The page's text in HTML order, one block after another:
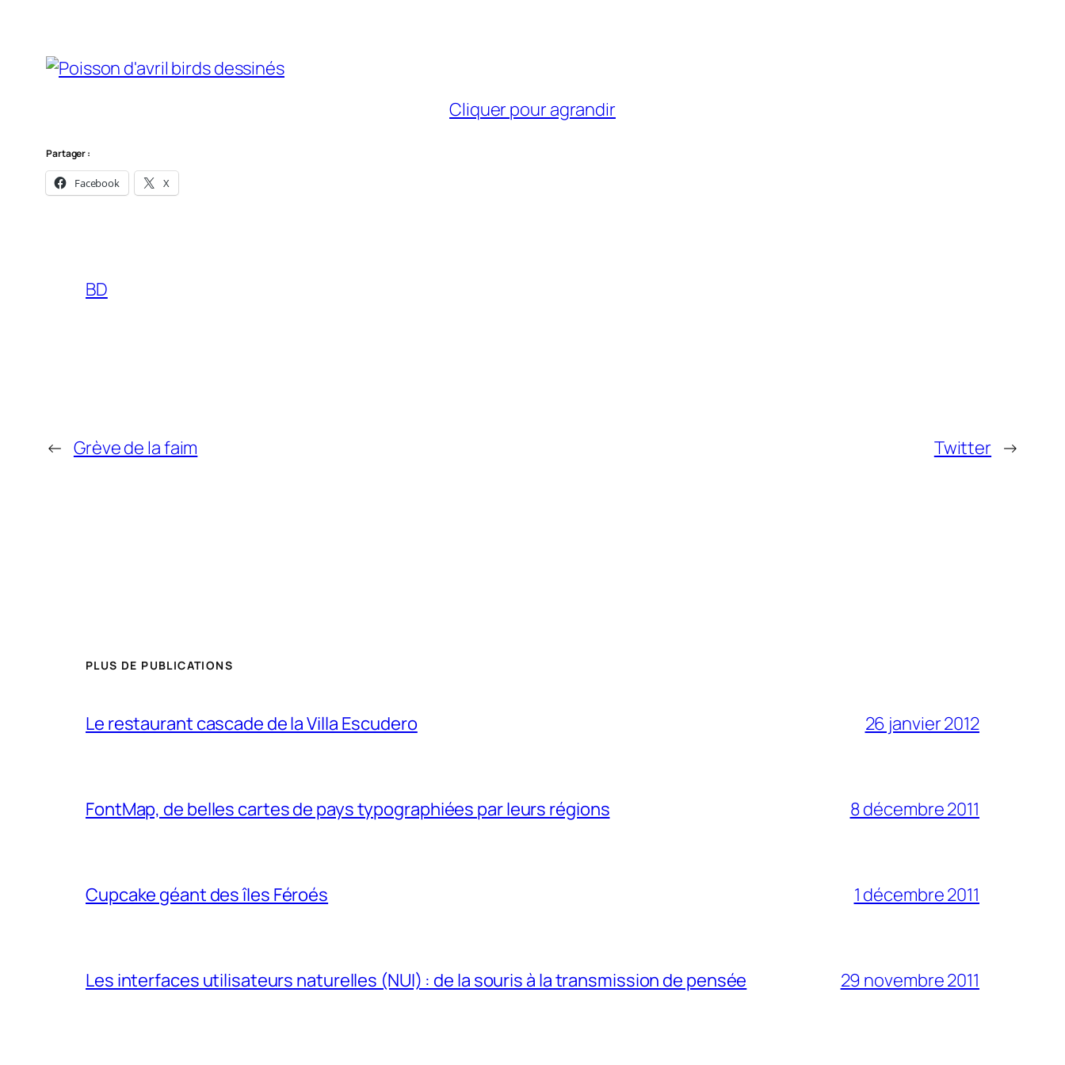
Cliquer pour agrandir
Partager :
Facebook X
BD
← Grève de la faim Twitter →
PLUS DE PUBLICATIONS
Le restaurant cascade de la Villa Escudero 26 janvier 2012
FontMap, de belles cartes de pays typographiées par leurs régions 8 décembre 2011
Cupcake géant des îles Féroés 1 décembre 2011
Les interfaces utilisateurs naturelles (NUI) : de la souris à la transmission de pensée 29 novembre 2011